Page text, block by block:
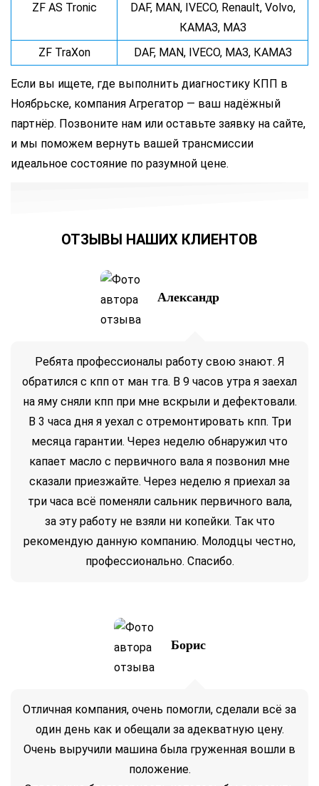
ZF AS Tronic
DAF, MAN, IVECO, Renault, Volvo,
КАМАЗ, МАЗ
ZF TraXon
DAF, MAN, IVECO, МАЗ, КАМАЗ
Если вы ищете, где выполнить диагностику КПП в
Ноябрьске, компания Агрегатор — ваш надёжный
партнёр. Позвоните нам или оставьте заявку на сайте,
и мы поможем вернуть вашей трансмиссии
идеальное состояние по разумной цене.
ОТЗЫВЫ НАШИХ КЛИЕНТОВ
Александр
Ребята профессионалы работу свою знают. Я
обратился с кпп от ман тга. В 9 часов утра я заехал
на яму сняли кпп при мне вскрыли и дефектовали.
В 3 часа дня я уехал с отремонтировать кпп. Три
месяца гарантии. Через неделю обнаружил что
капает масло с первичного вала я позвонил мне
сказали приезжайте. Через неделю я приехал за
три часа всё поменяли сальник первичного вала,
за эту работу не взяли ни копейки. Так что
рекомендую данную компанию. Молодцы честно,
профессионально. Спасибо.
Борис
Отличная компания, очень помогли, сделали всё за
один день как и обещали за адекватную цену.
Очень выручили машина была груженная вошли в
положение.